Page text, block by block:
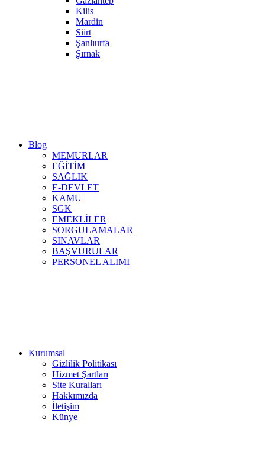
Kilis
Mardin
Siirt
Şanlıurfa
Şırnak
Blog
MEMURLAR
EĞİTİM
SAĞLIK
E-DEVLET
KAMU
SGK
EMEKLİLER
SORGULAMALAR
SINAVLAR
BAŞVURULAR
PERSONEL ALIMI
Kurumsal
Gizlilik Politikası
Hizmet Şartları
Site Kuralları
Hakkımızda
İletişim
Künye